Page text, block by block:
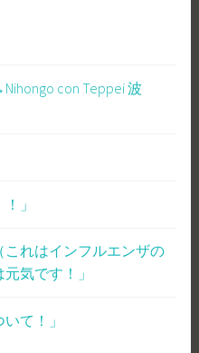
con Teppei 波
」
これはインフルエンザの
気です！」
て！」